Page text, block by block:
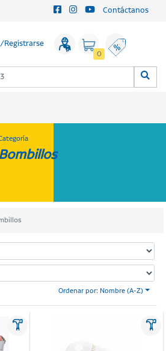
Contáctanos
Registrarse
0
Bombillos
Ordenar por: Nombre (A-Z)